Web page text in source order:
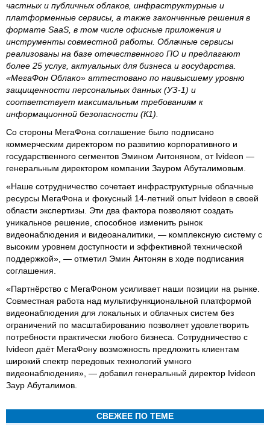
частных и публичных облаков, инфраструктурные и
платформенные сервисы, а также законченные решения в
формате SaaS, в том числе офисные приложения и
инструменты совместной работы. Облачные сервисы
реализованы на базе отечественного ПО и предлагают
более 25 услуг, актуальных для бизнеса и государства.
«МегаФон Облако» аттестовано по наивысшему уровню
защищенности персональных данных (УЗ-1) и
соответствует максимальным требованиям к
информационной безопасности (К1).
Со стороны МегаФона соглашение было подписано
коммерческим директором по развитию корпоративного и
государственного сегментов Эмином Антоняном, от Ivideon —
генеральным директором компании Зауром Абуталимовым.
«Наше сотрудничество сочетает инфраструктурные облачные
ресурсы МегаФона и фокусный 14-летний опыт Ivideon в своей
области экспертизы. Эти два фактора позволяют создать
уникальное решение, способное изменить рынок
видеонаблюдения и видеоаналитики, — комплексную систему с
высоким уровнем доступности и эффективной технической
поддержкой», — отметил Эмин Антонян в ходе подписания
соглашения.
«Партнёрство с МегаФоном усиливает наши позиции на рынке.
Совместная работа над мультифункциональной платформой
видеонаблюдения для локальных и облачных систем без
ограничений по масштабированию позволяет удовлетворить
потребности практически любого бизнеса. Сотрудничество с
Ivideon даёт МегаФону возможность предложить клиентам
широкий спектр передовых технологий умного
видеонаблюдения», — добавил генеральный директор Ivideon
Заур Абуталимов.
СВЕЖЕЕ ПО ТЕМЕ